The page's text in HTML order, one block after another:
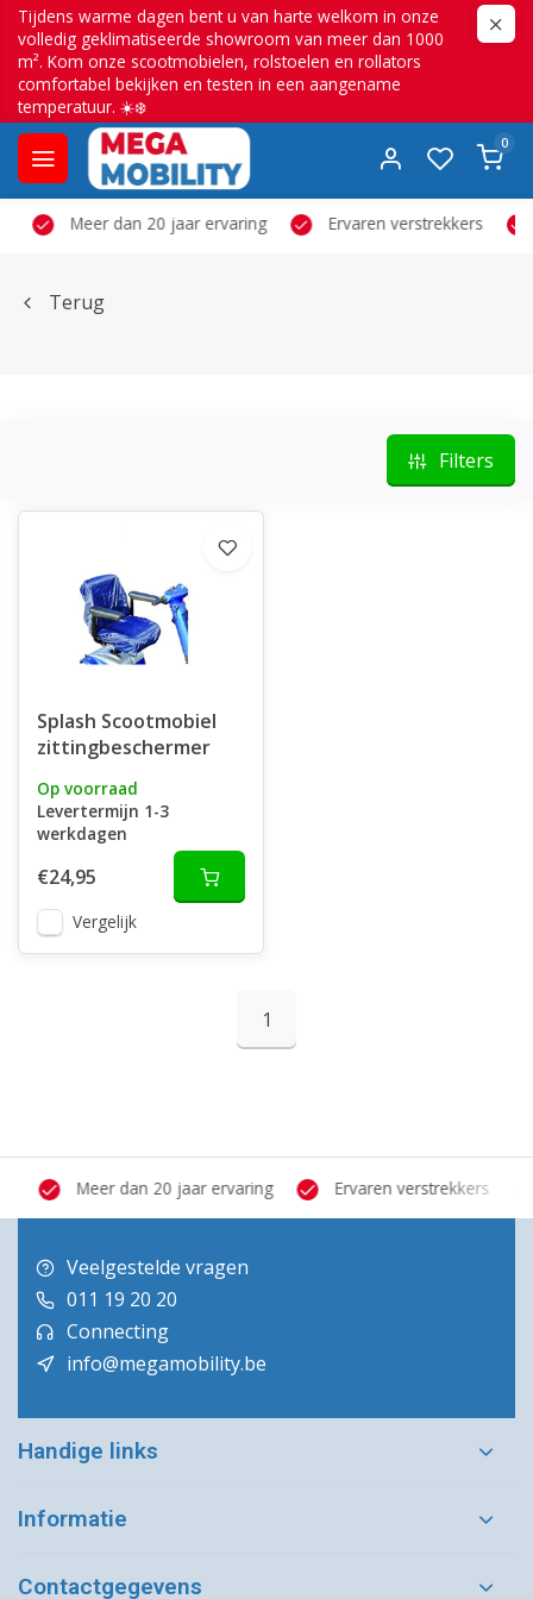
Tijdens warme dagen bent u van harte welkom in onze
volledig geklimatiseerde showroom van meer dan 1000
m². Kom onze scootmobielen, rolstoelen en rollators
comfortabel bekijken en testen in een aangename
temperatuur. ☀️❄️
0
Meer dan 20 jaar ervaring Ervaren verstrekkers
Terug
Filters
Splash Scootmobiel
zittingbeschermer
Op voorraad
Levertermijn 1-3
werkdagen
€24,95
Vergelijk
1
Meer dan 20 jaar ervaring Ervaren verstrekkers
Veelgestelde vragen
011 19 20 20
Connecting
info@megamobility.be
Handige links
Informatie
Contactgegevens